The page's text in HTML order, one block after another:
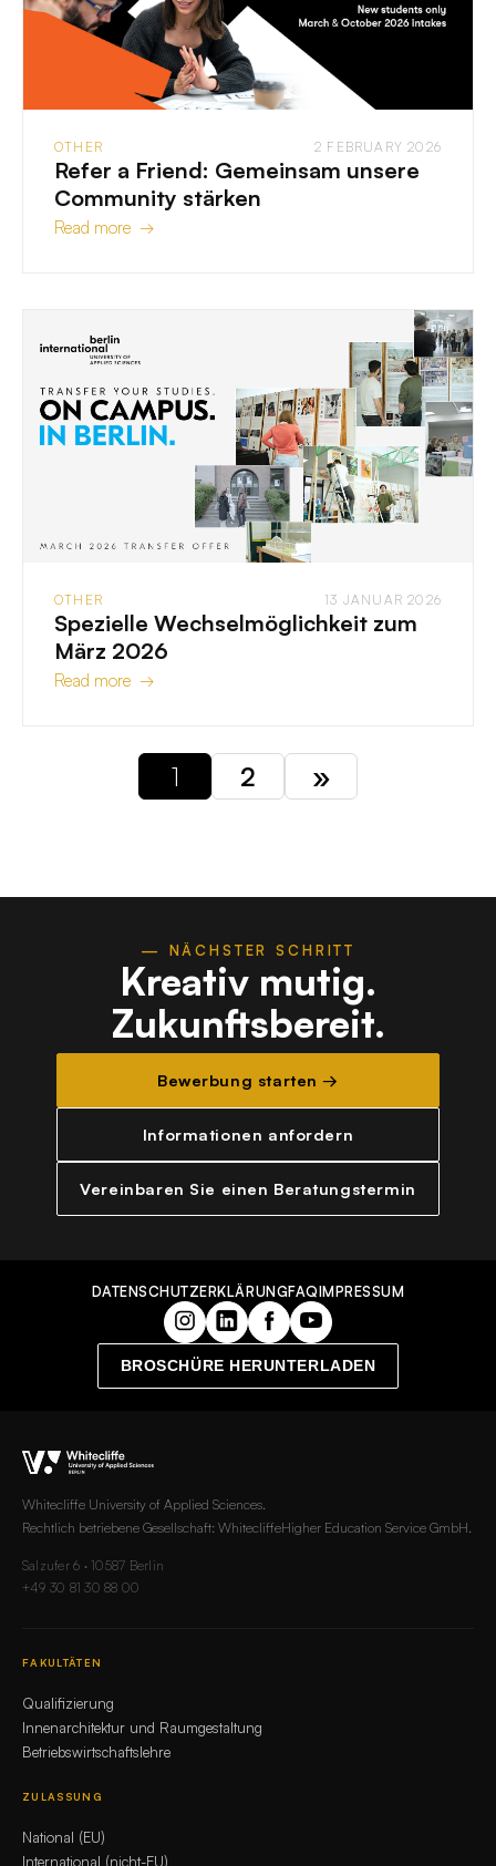
OTHER 2 FEBRUARY 2026
Refer a Friend: Gemeinsam unsere
Community stärken
Read more →
OTHER 13 JANUAR 2026
Spezielle Wechselmöglichkeit zum
März 2026
Read more →
1 2 »
— NÄCHSTER SCHRITT
Kreativ mutig.
Zukunftsbereit.
Bewerbung starten →
Informationen anfordern
Vereinbaren Sie einen Beratungstermin
DATENSCHUTZERKLÄRUNGFAQIMPRESSUM
BROSCHÜRE HERUNTERLADEN
Whitecliffe University of Applied Sciences.
Rechtlich betriebene Gesellschaft: WhitecliffeHigher Education Service GmbH.
Salzufer 6 · 10587 Berlin
+49 30 81 30 88 00
FAKULTÄTEN
Qualifizierung
Innenarchitektur und Raumgestaltung
Betriebswirtschaftslehre
ZULASSUNG
National (EU)
International (nicht-EU)